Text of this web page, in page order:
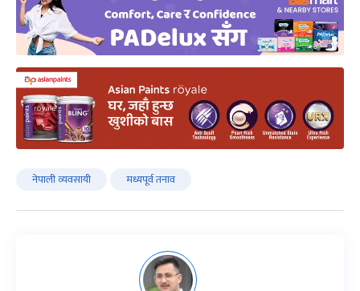
नेपाली व्यवसायी मध्यपूर्व तनाव